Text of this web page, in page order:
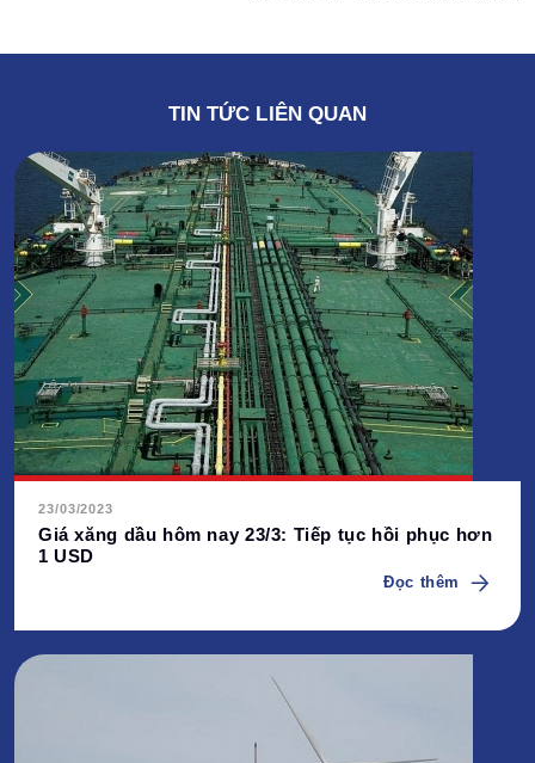
TIN TỨC LIÊN QUAN
23/03/2023
Giá xăng dầu hôm nay 23/3: Tiếp tục hồi phục hơn
1 USD
Đọc thêm